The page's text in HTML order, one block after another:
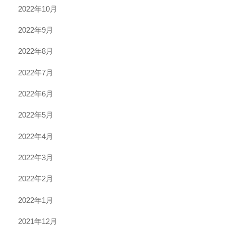
2022年10月
2022年9月
2022年8月
2022年7月
2022年6月
2022年5月
2022年4月
2022年3月
2022年2月
2022年1月
2021年12月